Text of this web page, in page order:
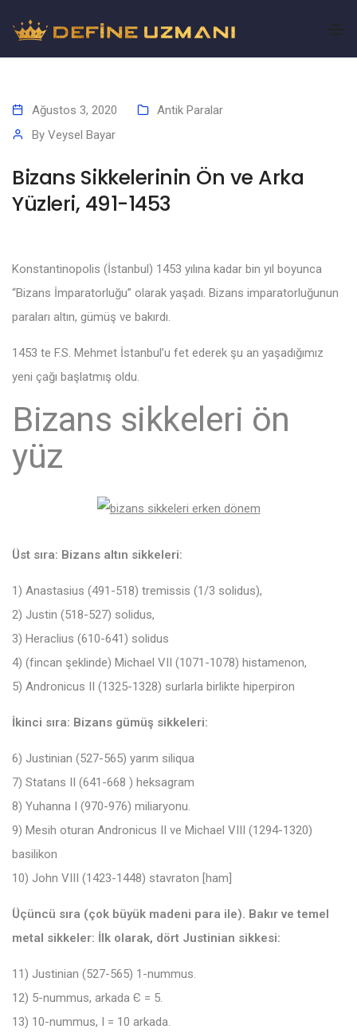
Ağustos 3, 2020
Antik Paralar
By Veysel Bayar
Bizans Sikkelerinin Ön ve Arka
Yüzleri, 491-1453
Konstantinopolis (İstanbul) 1453 yılına kadar bin yıl boyunca
“Bizans İmparatorluğu” olarak yaşadı. Bizans imparatorluğunun
paraları altın, gümüş ve bakırdı.
1453 te F.S. Mehmet İstanbul’u fet ederek şu an yaşadığımız
yeni çağı başlatmış oldu.
Bizans sikkeleri ön
yüz
Üst sıra: Bizans altın sikkeleri:
1) Anastasius (491-518) tremissis (1/3 solidus),
2) Justin (518-527) solidus,
3) Heraclius (610-641) solidus
4) (fincan şeklinde) Michael VII (1071-1078) histamenon,
5) Andronicus II (1325-1328) surlarla birlikte hiperpiron
İkinci sıra: Bizans gümüş sikkeleri:
6) Justinian (527-565) yarım siliqua
7) Statans II (641-668 ) heksagram
8) Yuhanna I (970-976) miliaryonu.
9) Mesih oturan Andronicus II ve Michael VIII (1294-1320)
basilikon
10) John VIII (1423-1448) stavraton [ham]
Üçüncü sıra (çok büyük madeni para ile). Bakır ve temel
metal sikkeler: İlk olarak, dört Justinian sikkesi:
11) Justinian (527-565) 1-nummus.
12) 5-nummus, arkada Є = 5.
13) 10-nummus, I = 10 arkada.